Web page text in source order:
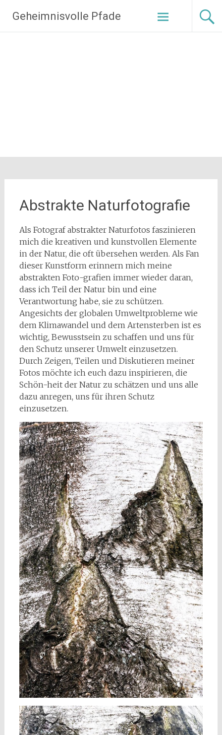
Inhalt
springen
Geheimnisvolle Pfade
Abstrakte Naturfotografie
Als Fotograf abstrakter Naturfotos faszinieren
mich die kreativen und kunstvollen Elemente
in der Natur, die oft übersehen werden. Als Fan
dieser Kunstform erinnern mich meine
abstrakten Foto-grafien immer wieder daran,
dass ich Teil der Natur bin und eine
Verantwortung habe, sie zu schützen.
Angesichts der globalen Umweltprobleme wie
dem Klimawandel und dem Artensterben ist es
wichtig, Bewusstsein zu schaffen und uns für
den Schutz unserer Umwelt einzusetzen.
Durch Zeigen, Teilen und Diskutieren meiner
Fotos möchte ich euch dazu inspirieren, die
Schön-heit der Natur zu schätzen und uns alle
dazu anregen, uns für ihren Schutz
einzusetzen.